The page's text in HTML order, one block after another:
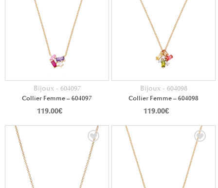
Bijoux - 604097
Collier Femme – 604097
119.00€
Bijoux - 604098
Collier Femme – 604098
119.00€